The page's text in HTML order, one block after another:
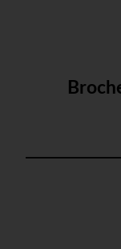
Vue
Diamètres :
Moteurs :
Vitesses :